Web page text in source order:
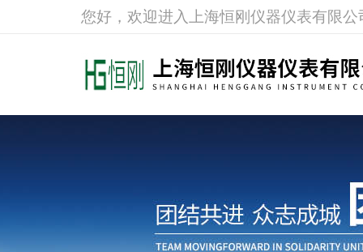
您好，欢迎进入上海恒刚仪器仪表有限公